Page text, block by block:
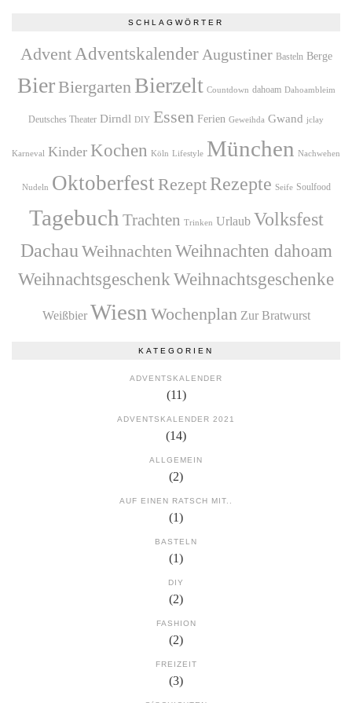
SCHLAGWÖRTER
Advent Adventskalender Augustiner Basteln Berge
Bier Biergarten Bierzelt Countdown dahoam Dahoambleim
Deutsches Theater Dirndl DIY Essen Ferien Geweihda Gwand jclay
Karneval Kinder Kochen Köln Lifestyle München Nachwehen
Nudeln Oktoberfest Rezept Rezepte Seife Soulfood
Tagebuch Trachten Trinken Urlaub Volksfest
Dachau Weihnachten Weihnachten dahoam
Weihnachtsgeschenk Weihnachtsgeschenke
Weißbier Wiesn Wochenplan Zur Bratwurst
KATEGORIEN
ADVENTSKALENDER
(11)
ADVENTSKALENDER 2021
(14)
ALLGEMEIN
(2)
AUF EINEN RATSCH MIT..
(1)
BASTELN
(1)
DIY
(2)
FASHION
(2)
FREIZEIT
(3)